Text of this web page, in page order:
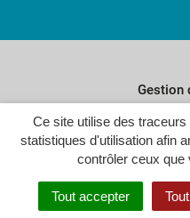
Ce site utilise des
statistiques d'utilisation afin
contrôler ceux que
Tout accepter
Gestion
Politique